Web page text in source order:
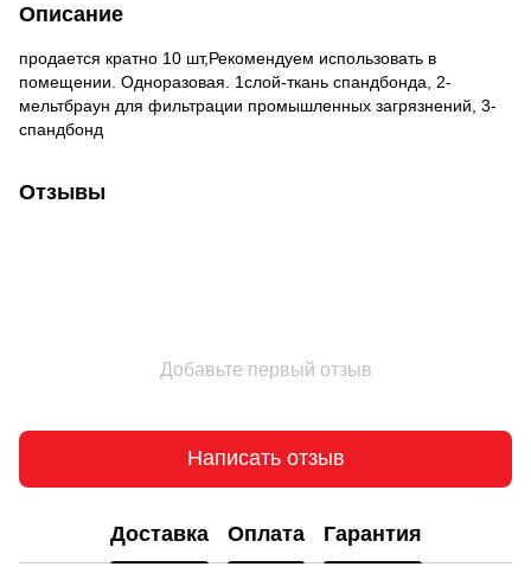
Описание
продается кратно 10 шт,Рекомендуем использовать в
помещении. Одноразовая. 1слой-ткань спандбонда, 2-
мельтбраун для фильтрации промышленных загрязнений, 3-
спандбонд
Отзывы
Добавьте первый отзыв
Написать отзыв
Доставка Оплата Гарантия